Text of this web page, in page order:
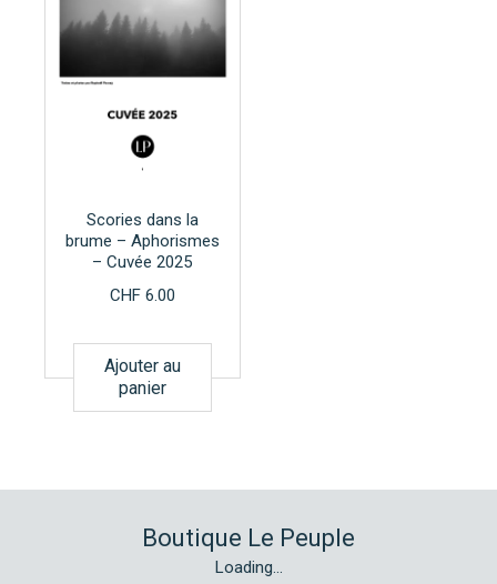
Scories dans la
brume – Aphorismes
– Cuvée 2025
CHF6.00
Ajouter au
panier
Boutique Le Peuple
Loading...